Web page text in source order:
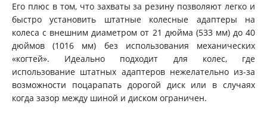
Его плюс в том, что захваты за резину позволяют легко и
быстро установить штатные колесные адаптеры на
колеса с внешним диаметром от 21 дюйма (533 мм) до 40
дюймов (1016 мм) без использования механических
«когтей». Идеально подходит для колес, где
использование штатных адаптеров нежелательно из-за
возможности поцарапать дорогой диск или в случаях
когда зазор между шиной и диском ограничен.